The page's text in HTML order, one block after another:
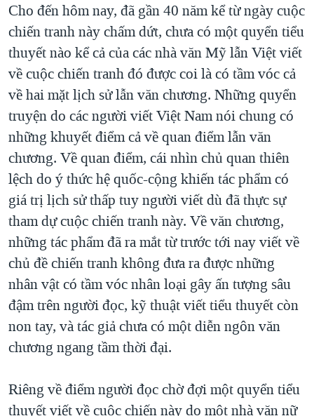
Cho đến hôm nay, đã gần 40 năm kể từ ngày cuộc
chiến tranh này chấm dứt, chưa có một quyển tiểu
thuyết nào kể cả của các nhà văn Mỹ lẫn Việt viết
về cuộc chiến tranh đó được coi là có tầm vóc cả
về hai mặt lịch sử lẫn văn chương. Những quyển
truyện do các người viết Việt Nam nói chung có
những khuyết điểm cả về quan điểm lẫn văn
chương. Về quan điểm, cái nhìn chủ quan thiên
lệch do ý thức hệ quốc-cộng khiến tác phẩm có
giá trị lịch sử thấp tuy người viết dù đã thực sự
tham dự cuộc chiến tranh này. Về văn chương,
những tác phẩm đã ra mắt từ trước tới nay viết về
chủ đề chiến tranh không đưa ra được những
nhân vật có tầm vóc nhân loại gây ấn tượng sâu
đậm trên người đọc, kỹ thuật viết tiểu thuyết còn
non tay, và tác giả chưa có một diễn ngôn văn
chương ngang tầm thời đại.
Riêng về điểm người đọc chờ đợi một quyển tiểu
thuyết viết về cuộc chiến này do một nhà văn nữ